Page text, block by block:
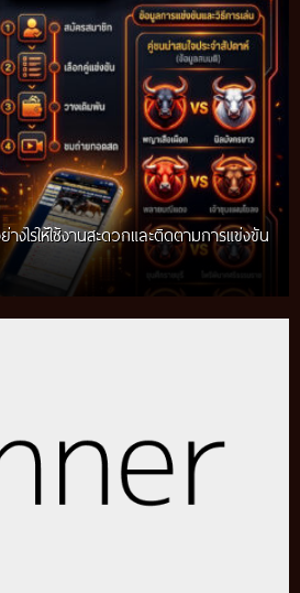
ไรให้ใช้งานสะดวกและติดตามการแข่งขัน